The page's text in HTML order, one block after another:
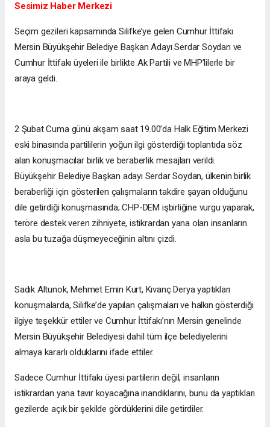
Sesimiz Haber Merkezi
Seçim gezileri kapsamında Silifke’ye gelen Cumhur İttifakı
Mersin Büyükşehir Belediye Başkan Adayı Serdar Soydan ve
Cumhur İttifakı üyeleri ile birlikte Ak Partili ve MHP’lilerle bir
araya geldi.
2 Şubat Cuma günü akşam saat 19.00’da Halk Eğitim Merkezi
eski binasında partililerin yoğun ilgi gösterdiği toplantıda söz
alan konuşmacılar birlik ve beraberlik mesajları verildi.
Büyükşehir Belediye Başkan adayı Serdar Soydan, ülkenin birlik
beraberliği için gösterilen çalışmaların takdire şayan olduğunu
dile getirdiği konuşmasında; CHP-DEM işbirliğine vurgu yaparak,
teröre destek veren zihniyete, istikrardan yana olan insanların
asla bu tuzağa düşmeyeceğinin altını çizdi.
Sadık Altunok, Mehmet Emin Kurt, Kıvanç Derya yaptıkları
konuşmalarda, Silifke’de yapılan çalışmaları ve halkın gösterdiği
ilgiye teşekkür ettiler ve Cumhur İttifakı’nın Mersin genelinde
Mersin Büyükşehir Belediyesi dahil tüm ilçe belediyelerini
almaya kararlı olduklarını ifade ettiler.
Sadece Cumhur İttifakı üyesi partilerin değil, insanların
istikrardan yana tavır koyacağına inandıklarını, bunu da yaptıkları
gezilerde açık bir şekilde gördüklerini dile getirdiler.